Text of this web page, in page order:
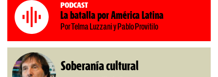
Podcast
La batalla por América Latina
Por Telma Luzzani y Pablo Provitilo
Soberanía cultural